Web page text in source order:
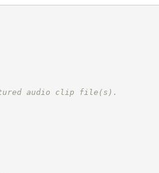
audio clip file(s).